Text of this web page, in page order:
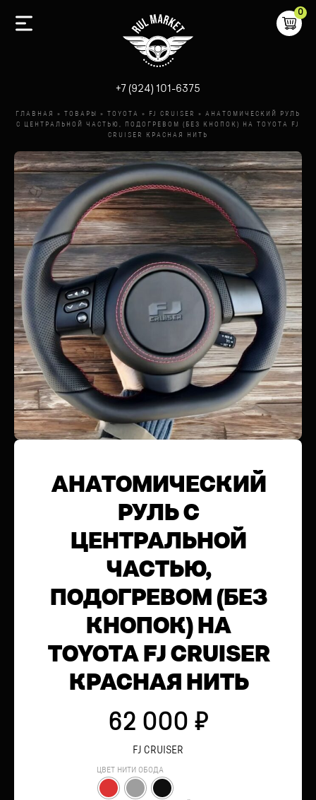
+7 (924) 101-6375
0
ГЛАВНАЯ » ТОВАРЫ » TOYOTA » FJ CRUISER »
АНАТОМИЧЕСКИЙ РУЛЬ
С ЦЕНТРАЛЬНОЙ ЧАСТЬЮ, ПОДОГРЕВОМ (БЕЗ КНОПОК) НА TOYOTA FJ
CRUISER КРАСНАЯ НИТЬ
АНАТОМИЧЕСКИЙ
РУЛЬ С
ЦЕНТРАЛЬНОЙ
ЧАСТЬЮ,
ПОДОГРЕВОМ (БЕЗ
КНОПОК) НА
TOYOTA FJ CRUISER
КРАСНАЯ НИТЬ
62 000 ₽
FJ CRUISER
ЦВЕТ НИТИ ОБОДА